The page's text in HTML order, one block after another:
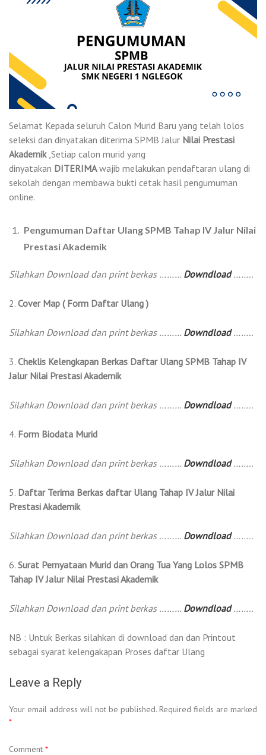
Selamat Kepada seluruh Calon Murid Baru yang telah lolos
seleksi dan dinyatakan diterima SPMB Jalur Nilai Prestasi
Akademik,Setiap calon murid yang
dinyatakan DITERIMAwajib melakukan pendaftaran ulang di
sekolah dengan membawa bukti cetak hasil pengumuman
online.
Pengumuman Daftar Ulang SPMB Tahap IV Jalur Nilai
Prestasi Akademik
Silahkan Download dan print berkas ……… Downdload……..
2. Cover Map ( Form Daftar Ulang )
Silahkan Download dan print berkas ……… Downdload ……..
3. Cheklis Kelengkapan Berkas Daftar Ulang SPMB Tahap IV
Jalur Nilai Prestasi Akademik
Silahkan Download dan print berkas ……… Downdload ……..
4. Form Biodata Murid
Silahkan Download dan print berkas ……… Downdload……..
5. Daftar Terima Berkas daftar Ulang Tahap IV Jalur Nilai
Prestasi Akademik
Silahkan Download dan print berkas ……… Downdload ……..
6. Surat Pernyataan Murid dan Orang Tua Yang Lolos SPMB
Tahap IV Jalur Nilai Prestasi Akademik
Silahkan Download dan print berkas ……… Downdload ……..
NB : Untuk Berkas silahkan di download dan dan Printout
sebagai syarat kelengakapan Proses daftar Ulang
Leave a Reply
Your email address will not be published. Required fields are marked
*
Comment *